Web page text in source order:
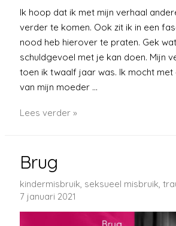
Ik hoop dat ik met mijn verhaal
verder te komen. Ook zit ik in een
nood heb hierover te praten. Gek
schuldgevoel met je kan doen. Mijn
toen ik twaalf jaar was. Ik mocht met
van mijn moeder …
Twintig
maar
nu
pas
verwerken
Lees verder »
Brug
kindermisbruik, seksueel misbruik,
7 januari 2021